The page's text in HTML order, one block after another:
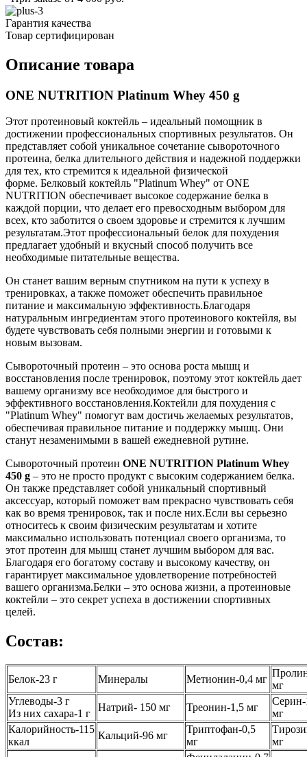
Гарантия качества
Товар сертифицирован
Описание товара
ONE NUTRITION Platinum Whey 450 g
Этот протеиновый коктейль – идеальный помощник в
достижении профессиональных спортивных результатов. Он
представляет собой уникальное сочетание сывороточного
протеина, белка длительного действия и надежной поддержки
для тех, кто стремится к идеальной физической
форме. Белковый коктейль "Platinum Whey" от ONE
NUTRITION обеспечивает высокое содержание белка в
каждой порции, что делает его превосходным выбором для
всех, кто заботится о своем здоровье и стремится к лучшим
результатам.Этот профессиональный белок для похудения
предлагает удобный и вкусный способ получить все
необходимые питательные вещества.
Он станет вашим верным спутником на пути к успеху в
тренировках, а также поможет обеспечить правильное
питание и максимальную эффективность.Благодаря
натуральным ингредиентам этого протеинового коктейля, вы
будете чувствовать себя полными энергии и готовыми к
новым вызовам.
Сывороточный протеин – это основа роста мышц и
восстановления после тренировок, поэтому этот коктейль дает
вашему организму все необходимое для быстрого и
эффективного восстановления.Коктейли для похудения с
"Platinum Whey" помогут вам достичь желаемых результатов,
обеспечивая правильное питание и поддержку мышц. Они
станут незаменимыми в вашей ежедневной рутине.
Сывороточный протеин ONE NUTRITION Platinum Whey
450 g – это не просто продукт с высоким содержанием белка.
Он также представляет собой уникальный спортивный
аксессуар, который поможет вам прекрасно чувствовать себя
как во время тренировок, так и после них.Если вы серьезно
относитесь к своим физическим результатам и хотите
максимально использовать потенциал своего организма, то
этот протеин для мышц станет лучшим выбором для вас.
Благодаря его богатому составу и высокому качеству, он
гарантирует максимальное удовлетворение потребностей
вашего организма.Белки – это основа жизни, а протеиновые
коктейли – это секрет успеха в достижении спортивных
целей.
Состав:
Белок-23 г Минералы Метионин-0,4 мг
мг
Углеводы-3 г
Из них сахара-1 г
Натрий- 150 мг Треонин-1,5 мг
Серин-
мг
Калорийность-115
ккал
Кальций-96 мг
Триптофан-0,5
мг
мг